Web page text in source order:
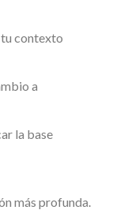
contexto
a
la base
más profunda.